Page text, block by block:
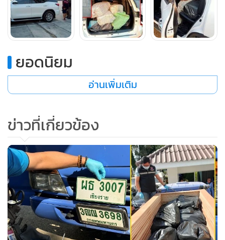
ขณะที่ก่อนหน้านี้ (30 ม.ค. 66) เจ้าหน้าที่ตำรวจ บก.สส.ภ.5 ร่วม
กับสำนักงานป้องกันและปราบปรามยาเสพติด (ป.ป.ส.) ภาค 5
สืบทราบว่าขบวนการค้ายาเสพติดจะขนยาบ้าจำนวนมากจาก
เขต อ.เมืองเชียงราย ส่งเครือข่ายพื้นที่ภาคกลาง จึงได้วางกำลัง
สกัดกั้น
ต่อมาเจ้าหน้าที่ได้ตรวจพบรถยนต์ต้องสงสัยจำนวน 6 คัน ขับ
เป็นขบวนไปตามถนนสายเชียงราย-เทิง ผ่านพื้นที่ ต.ดอยลาน
อ.เมืองเชียงราย และมุ่งหน้าไปยัง อ.ภูซาง-จุน จ.พะเยา-ลำปาง
ยอดนิยม
อ่านเพิ่มเติม
ข่าวที่เกี่ยวข้อง